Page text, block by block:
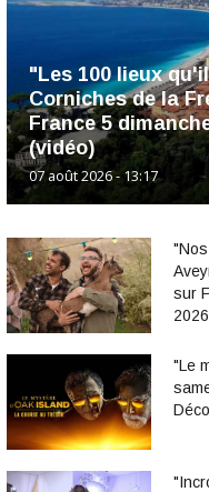
"Les 100 lieux
Corniches de la
France 5
(vidéo)
07 août 2026 - 13:17
sur
2026
"Le